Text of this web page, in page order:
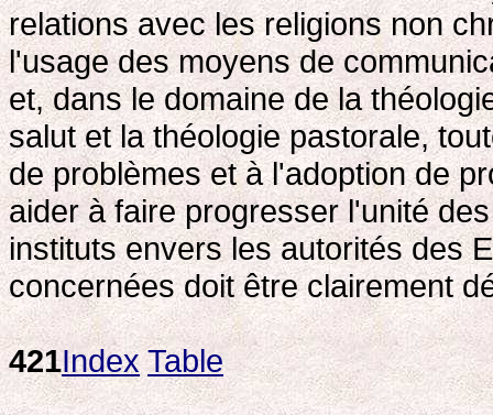
relations avec les religions non
l'usage des moyens de
et, dans le domaine de la
salut et la théologie pastorale,
de problèmes et à l'adoption de
aider à faire progresser l'unité
instituts envers les autorités des
concernées doit être clairement
421Index Table